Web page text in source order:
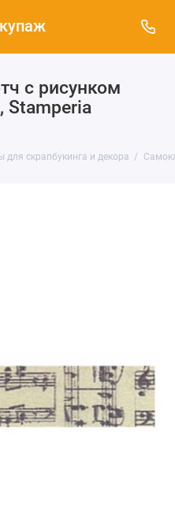
с рисунком
скрапбукинга и декора